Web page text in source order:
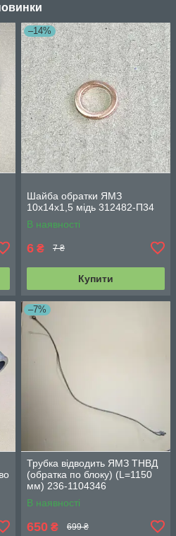
–14%
Шайба обратки ЯМЗ
10х14х1,5 мідь 312482-П34
В наявності
6 ₴ 7 ₴
Купити
–7%
Трубка відводить ЯМЗ ТНВД
(обратка по блоку) (L=1150
мм) 236-1104346
В наявності
650 ₴ 699 ₴